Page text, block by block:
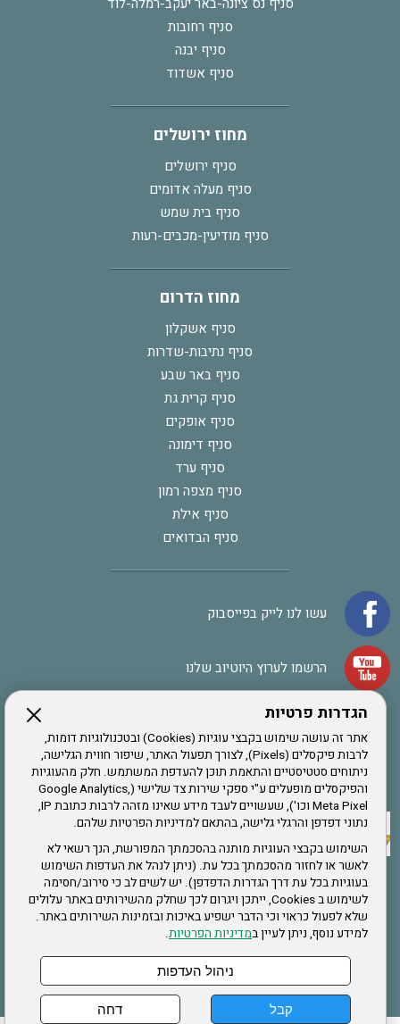
הגדרות פרטיות
אתר זה עושה שימוש בקבצי עוגיות (Cookies) ובטכנולוגיות דומות,
לרבות פיקסלים (Pixels), לצורך תפעול האתר, שיפור חווית הגלישה,
ניתוחים סטטיסטיים והתאמת תוכן להעדפת המשתמש. חלק מהעוגיות
והפיקסלים מופעלים ע"י ספקי שירות צד שלישי (Google Analytics,
Meta Pixel וכו'), שעשויים לעבד מידע שאינו מזהה לרבות כתובת IP,
נתוני דפדפן והרגלי גלישה, בהתאם למדיניות הפרטיות שלהם.
השימוש בקבצי העוגיות מותנה בהסכמתך המפורשת, הנך רשאי לא
לאשר או לחזור מהסכמתך בכל עת. (ניתן לנהל את העדפות השימוש
בעוגיות בכל עת דרך הגדרות הדפדפן). יש לשים לב כי סירוב/חסימה
לשימוש ב Cookies, ייתכן ויגרום לכך שחלק מהשירותים באתר עלולים
שלא לפעול כראוי וכי הדבר ישפיע באיכות ובזמינות השירותים באתר.
למידע נוסף, ניתן לעיין במדיניות הפרטיות.
קבל דחה
ניהול העדפות
סניף רחובות
סניף יבנה
סניף אשדוד
מחוז ירושלים
סניף ירושלים
סניף מעלה אדומים
סניף בית שמש
סניף מודיעין-מכבים-רעות
מחוז הדרום
סניף אשקלון
סניף נתיבות-שדרות
סניף באר שבע
סניף קרית גת
סניף אופקים
סניף דימונה
סניף ערד
סניף מצפה רמון
סניף אילת
סניף הבדואים
עשו לנו לייק בפייסבוק
הרשמו לערוץ היוטיוב שלנו
אתר צה"ל
תקנון האתר
שירותים
תעסוקה
בריאות